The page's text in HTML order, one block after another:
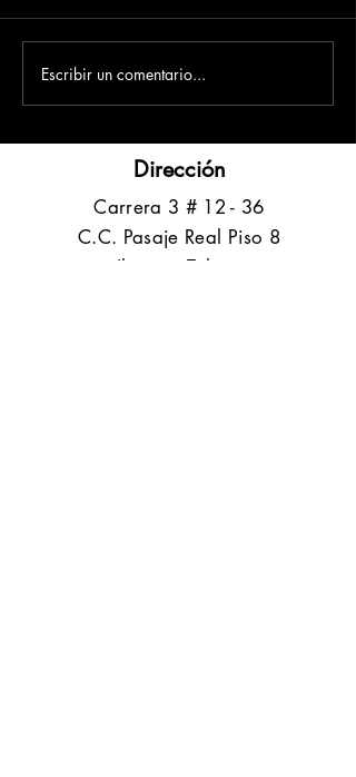
Escribir un comentario...
Dirección
​Carrera 3 # 12 - 36
C.C. Pasaje Real Piso 8
Ibague, Tolima